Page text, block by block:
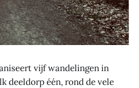
vijf wandelingen in
deeldorp één, rond de vele